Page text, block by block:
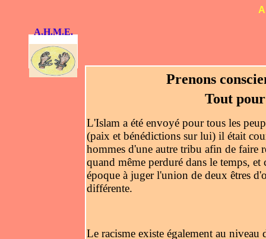
A.H.M.E.
Prenons
Tout
L'Islam a été envoyé pour tous les
(paix et bénédictions sur lui) il était
hommes d'une autre tribu afin de faire
quand même perduré dans le temps, et
époque à juger l'union de deux êtres
différente.
Le racisme existe également au